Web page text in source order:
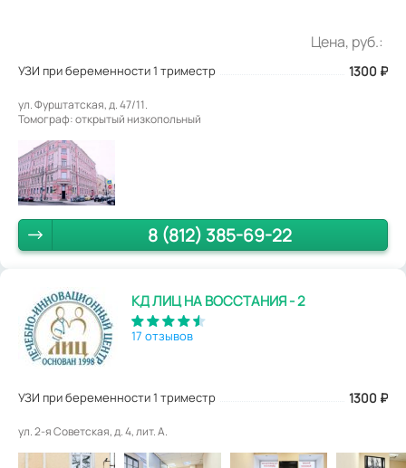
Цена, руб.:
УЗИ при беременности 1 триместр 1300 ₽
ул. Фурштатская, д. 47/11.
Томограф: открытый низкопольный
8 (812) 385-69-22
КД ЛИЦ НА ВОССТАНИЯ - 2
17 отзывов
УЗИ при беременности 1 триместр 1300 ₽
ул. 2-я Советская, д. 4, лит. А.